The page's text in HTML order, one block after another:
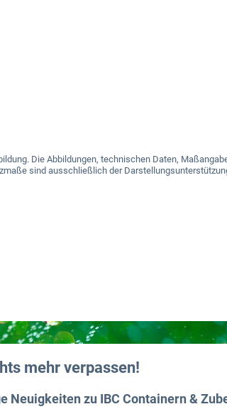
Die Abbildungen, technischen Daten,
sind ausschließlich der
mehr verpassen!
Neuigkeiten zu IBC Containern &